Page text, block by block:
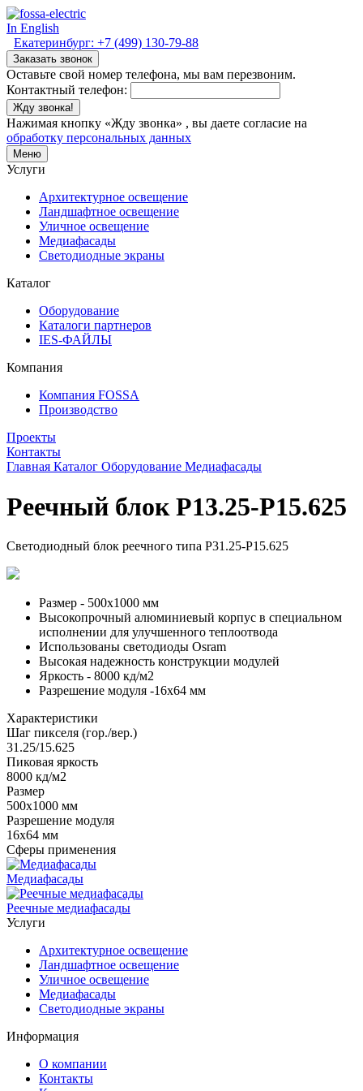
In English
Екатеринбург: +7 (499) 130-79-88
Заказать звонок
Оставьте свой номер телефона, мы вам перезвоним.
Контактный телефон:
Жду звонка!
Нажимая кнопку «Жду звонка» , вы даете согласие на
обработку персональных данных
Меню
Услуги
Архитектурное освещение
Ландшафтное освещение
Уличное освещение
Медиафасады
Светодиодные экраны
Каталог
Оборудование
Каталоги партнеров
IES-ФАЙЛЫ
Компания
Компания FOSSA
Производство
Проекты
Контакты
Главная Каталог Оборудование Медиафасады
Реечный блок P13.25-P15.625
Светодиодный блок реечного типа P31.25-P15.625
Размер - 500х1000 мм
Высокопрочный алюминиевый корпус в специальном
исполнении для улучшенного теплоотвода
Использованы светодиоды Osram
Высокая надежность конструкции модулей
Яркость - 8000 кд/м2
Разрешение модуля -16х64 мм
Характеристики
Шаг пикселя (гор./вер.)
31.25/15.625
Пиковая яркость
8000 кд/м2
Размер
500х1000 мм
Разрешение модуля
16х64 мм
Сферы применения
Медиафасады
Реечные медиафасады
Услуги
Архитектурное освещение
Ландшафтное освещение
Уличное освещение
Медиафасады
Светодиодные экраны
Информация
О компании
Контакты